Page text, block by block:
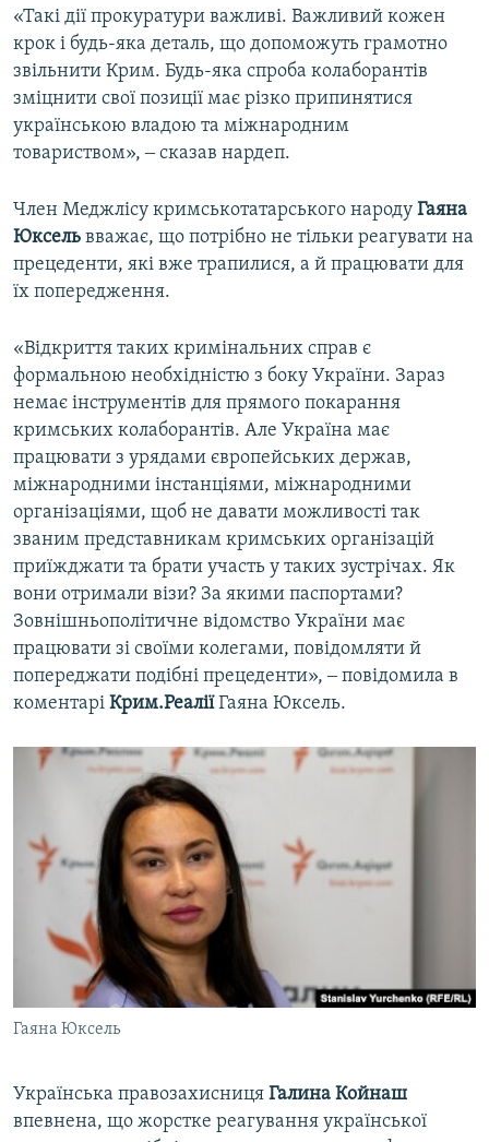
«Такі дії прокуратури важливі. Важливий кожен
крок і будь-яка деталь, що допоможуть грамотно
звільнити Крим. Будь-яка спроба колаборантів
зміцнити свої позиції має різко припинятися
українською владою та міжнародним
товариством», ‒ сказав нардеп.
Член Меджлісу кримськотатарського народу Гаяна
Юксель вважає, що потрібно не тільки реагувати на
прецеденти, які вже трапилися, а й працювати для
їх попередження.
«Відкриття таких кримінальних справ є
формальною необхідністю з боку України. Зараз
немає інструментів для прямого покарання
кримських колаборантів. Але Україна має
працювати з урядами європейських держав,
міжнародними інстанціями, міжнародними
організаціями, щоб не давати можливості так
званим представникам кримських організацій
приїжджати та брати участь у таких зустрічах. Як
вони отримали візи? За якими паспортами?
Зовнішньополітичне відомство України має
працювати зі своїми колегами, повідомляти й
попереджати подібні прецеденти», ‒ повідомила в
коментарі Крим.РеаліїГаяна Юксель.
Гаяна Юксель
Українська правозахисниця Галина Койнаш
впевнена, що жорстке реагування української